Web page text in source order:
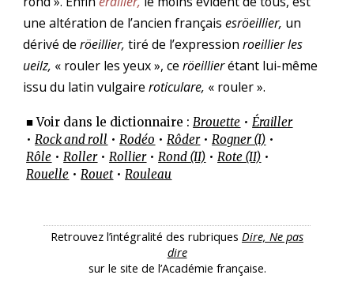
une altération de l’ancien françaisesröeillier, un
dérivé deröeillier, tiré de l’expressionroeillier les
ueilz, « rouler les yeux », ceröeillierétant lui-même
issu du latin vulgaireroticulare, « rouler ».
■ Voir dans le dictionnaire :Brouette •Érailler
•Rock and roll •Rodéo •Rôder•Rogner (I) •
Rôle •Roller•Rollier•Rond (II) •Rote (II) •
Rouelle •Rouet•Rouleau
Retrouvez l’intégralité des rubriques Dire, Ne pas
dire
sur le site de l’Académie française.